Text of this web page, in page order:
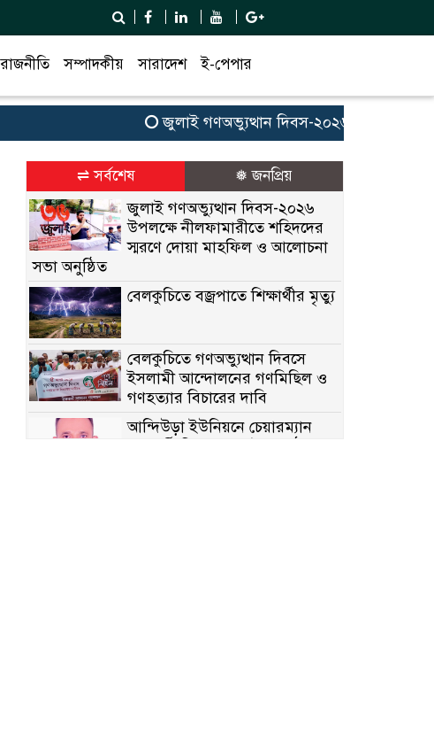
রাজনীতি সম্পাদকীয় সারাদেশ ই-পেপার
জুলাই গণঅভ্যুত্থান দিবস-২০২৬ উপলক্ষে
⇌ সর্বশেষ ❅ জনপ্রিয়
জুলাই গণঅভ্যুত্থান দিবস-২০২৬
উপলক্ষে নীলফামারীতে শহিদদের
স্মরণে দোয়া মাহফিল ও আলোচনা
সভা অনুষ্ঠিত
বেলকুচিতে বজ্রপাতে শিক্ষার্থীর মৃত্যু
বেলকুচিতে গণঅভ্যুত্থান দিবসে
ইসলামী আন্দোলনের গণমিছিল ও
গণহত্যার বিচারের দাবি
আন্দিউড়া ইউনিয়নে চেয়ারম্যান